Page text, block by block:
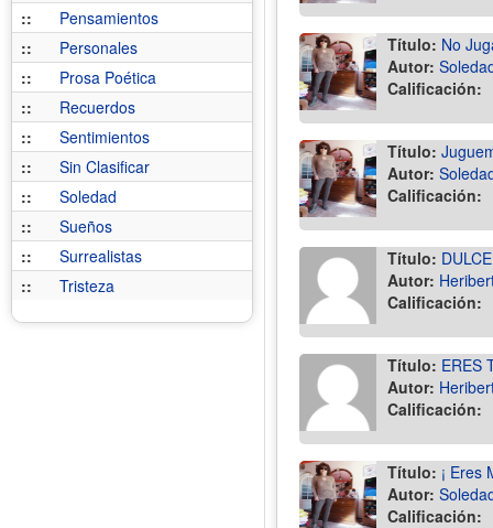
::
Pensamientos
::
Personales
::
Prosa Poética
::
Recuerdos
::
Sentimientos
::
Sin Clasificar
::
Soledad
::
Sueños
::
Surrealistas
::
Tristeza
Título: No
Autor:
Calificación:
Título:
Autor:
Calificación:
Título:
Autor:
Calificación:
Título: ERES
Autor:
Calificación:
Título: ¡ Eres
Autor:
Calificación: